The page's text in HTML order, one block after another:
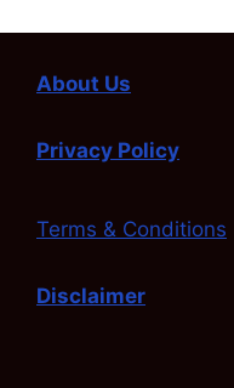
About Us
Privacy Policy
Terms & Conditions
Disclaimer